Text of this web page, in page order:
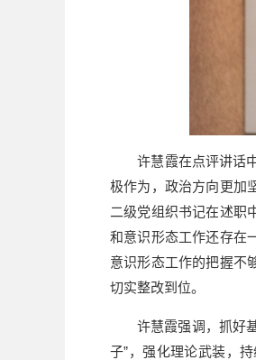
许慧霞在点评讲话中
极作为，政治方向更加
二级党组织书记在述职
和意识形态工作还存在
意识形态工作的把握不
切实整改到位。
许慧霞强调，抓好基
子”，强化理论武装，